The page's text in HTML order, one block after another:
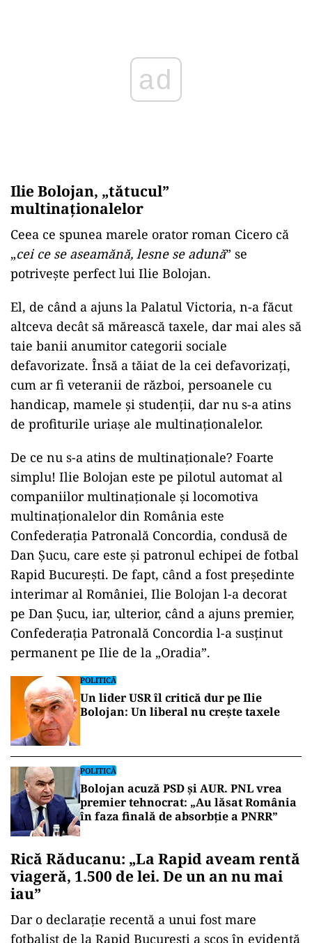
Ilie Bolojan, „tătucul”
multinaționalelor
Ceea ce spunea marele orator roman Cicero că
„cei ce se aseamănă, lesne se adună” se
potrivește perfect lui Ilie Bolojan.
El, de când a ajuns la Palatul Victoria, n-a făcut
altceva decât să mărească taxele, dar mai ales să
taie banii anumitor categorii sociale
defavorizate. Însă a tăiat de la cei defavorizați,
cum ar fi veteranii de război, persoanele cu
handicap, mamele și studenții, dar nu s-a atins
de profiturile uriașe ale multinaționalelor.
De ce nu s-a atins de multinaționale? Foarte
simplu! Ilie Bolojan este pe pilotul automat al
companiilor multinaționale și locomotiva
multinaționalelor din România este
Confederația Patronală Concordia, condusă de
Dan Șucu, care este și patronul echipei de fotbal
Rapid București. De fapt, când a fost președinte
interimar al României, Ilie Bolojan l-a decorat
pe Dan Șucu, iar, ulterior, când a ajuns premier,
Confederația Patronală Concordia l-a susținut
permanent pe Ilie de la „Oradia”.
POLITICĂ
Un lider USR îl critică dur pe Ilie
Bolojan: Un liberal nu crește taxele
POLITICĂ
Bolojan acuză PSD și AUR. PNL vrea
premier tehnocrat: „Au lăsat România
în faza finală de absorbţie a PNRR”
Rică Răducanu: „La Rapid aveam rentă
viageră, 1.500 de lei. De un an nu mai
iau”
Dar o declarație recentă a unui fost mare
fotbalist de la Rapid București a scos în evidență